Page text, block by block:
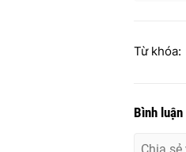
Từ khóa:
Bình luận